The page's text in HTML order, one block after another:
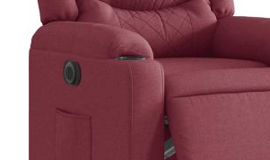
Размери в легнало положение:
77 x 149,5 x
Пълнежен материал:
Дунапрен,
Размери в седнало положение:
77 x 93 x
Макс. капацитет на тегло:
110 кг
Вход на електромотора:
Мощност на електромотора:
100-240 V~,